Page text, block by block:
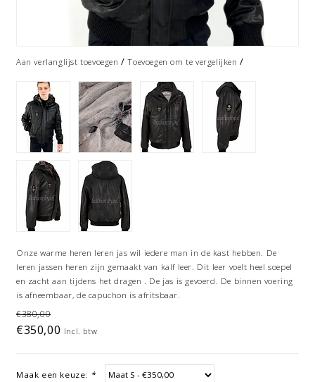
Aan verlanglijst toevoegen /Toevoegen om te vergelijken /
Onze warme heren leren jas wil iedere man in de kast hebben. De
leren jassen heren zijn gemaakt van kalf leer. Dit leer voelt heel soepel
en zacht aan tijdens het dragen . De jas is gevoerd. De binnen voering
is afneembaar, de capuchon is afritsbaar.
€380,00
€350,00 Incl. btw
Maak een keuze: *